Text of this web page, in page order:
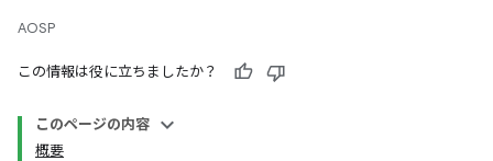
AOSP
この情報は役に立ちましたか？
このページの内容
概要